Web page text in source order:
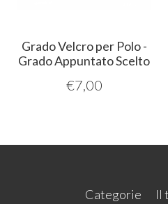
Grado Velcro per Polo -
Grado Appuntato Scelto
€7,00
Categorie
Il